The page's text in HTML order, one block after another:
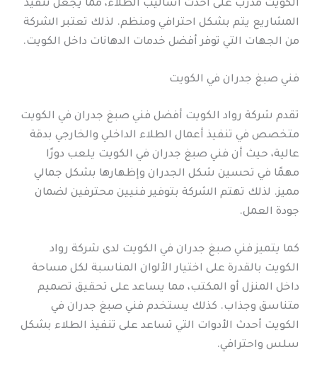
الكويت مدرب على أحدث أساليب الطلاء، مما يجعل تنفيذ
المشاريع يتم بشكل احترافي ومنظم. لذلك تعتبر الشركة
من الجهات التي توفر أفضل خدمات الدهانات داخل الكويت.
فني صبغ جدران في الكويت
تقدم شركة رواد الكويت أفضل فني صبغ جدران في الكويت
متخصص في تنفيذ أعمال الطلاء الداخلي والخارجي بدقة
عالية، حيث أن فني صبغ جدران في الكويت يلعب دورًا
مهمًا في تحسين شكل الجدران وإظهارها بشكل جمالي
مميز. لذلك تهتم الشركة بتوفير فنيين محترفين لضمان
جودة العمل.
كما يتميز فني صبغ جدران في الكويت لدى شركة رواد
الكويت بالقدرة على اختيار الألوان المناسبة لكل مساحة
داخل المنزل أو المكتب، مما يساعد على تحقيق تصميم
متناسق وجذاب. كذلك يستخدم فني صبغ جدران في
الكويت أحدث الأدوات التي تساعد على تنفيذ الطلاء بشكل
سلس واحترافي.